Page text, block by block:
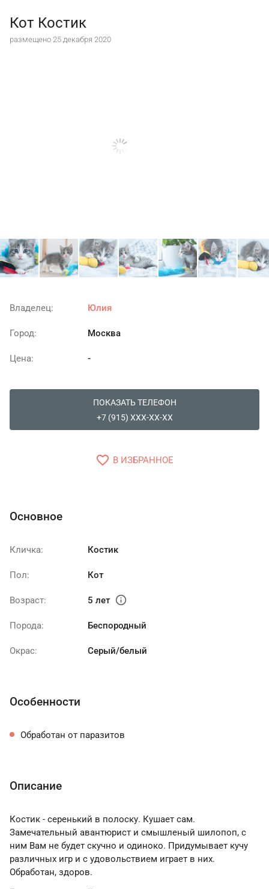
Кот Костик
размещено 25 декабря 2020
Владелец: Юлия
Город: Москва
Цена: -
ПОКАЗАТЬ ТЕЛЕФОН
+7 (915) XXX-XX-XX
favorite_border В ИЗБРАННОЕ
Основное
Кличка: Костик
Пол: Кот
Возраст: 5 лет info
Порода: Беспородный
Окрас: Серый/белый
Особенности
Обработан от паразитов
Описание
Костик - серенький в полоску. Кушает сам.
Замечательный авантюрист и смышленый шилопоп, с
ним Вам не будет скучно и одиноко. Придумывает кучу
различных игр и с удовольствием играет в них.
Обработан, здоров.